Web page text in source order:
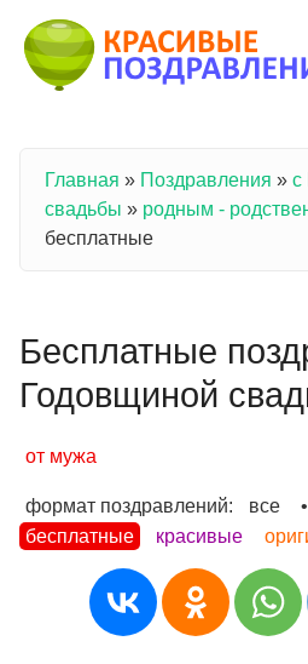
Вы здесь
Главная » Поздравления » с
свадьбы » родным -
бесплатные
Бесплатные
Годовщиной
от мужа
формат поздравлений: все •
бесплатные
красивые